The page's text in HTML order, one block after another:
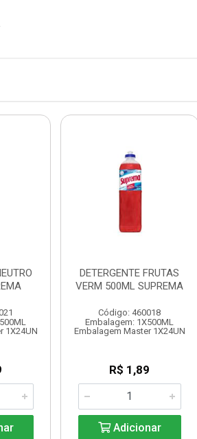
1X24UN
DETERGENTE FRUTAS
VERM 500ML SUPREMA
Código: 460018
Embalagem: 1X500ML
Embalagem Master 1X24UN
R$ 1,89
Adicionar